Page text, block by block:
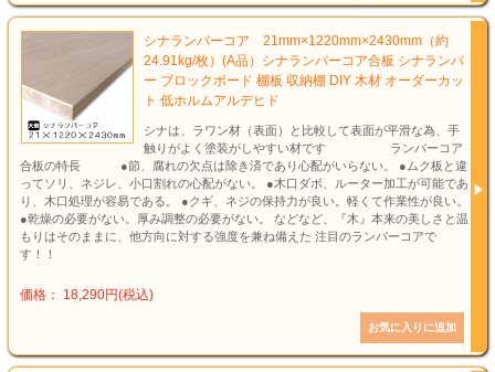
シナランバーコア 21mm×1220mm×2430mm（約
24.91kg/枚）(A品）シナランバーコア合板 シナランバ
ー ブロックボード 棚板 収納棚 DIY 木材 オーダーカッ
ト 低ホルムアルデヒド
シナは、ラワン材（表面）と比較して表面が平滑な為、手
触りがよく塗装がしやすい材です ランバーコア
合板の特長 ●節、腐れの欠点は除き済であり心配がいらない。 ●ムク板と違
ってソリ、ネジレ、小口割れの心配がない。 ●木口ダボ、ルーター加工が可能であ
り、木口処理が容易である。 ●クギ、ネジの保持力が良い。軽くて作業性が良い。
●乾燥の必要がない。厚み調整の必要がない。 などなど、『木』本来の美しさと温
もりはそのままに、他方向に対する強度を兼ね備えた 注目のランバーコアで
す！！
価格： 18,290円(税込)